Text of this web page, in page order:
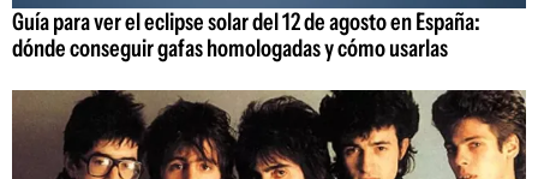
Guía para ver el eclipse solar del 12 de agosto en España:
dónde conseguir gafas homologadas y cómo usarlas